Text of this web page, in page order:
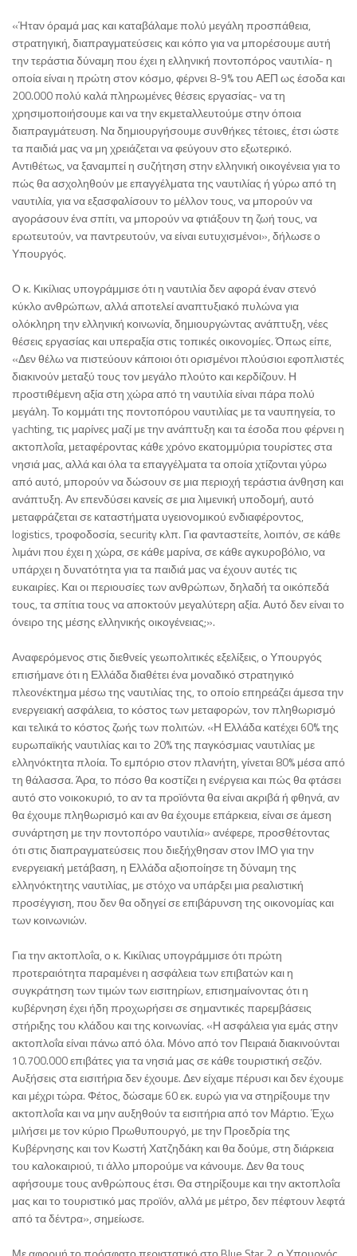
«Ήταν όραμά μας και καταβάλαμε πολύ μεγάλη προσπάθεια,
στρατηγική, διαπραγματεύσεις και κόπο για να μπορέσουμε αυτή
την τεράστια δύναμη που έχει η ελληνική ποντοπόρος ναυτιλία- η
οποία είναι η πρώτη στον κόσμο, φέρνει 8-9% του ΑΕΠ ως έσοδα και
200.000 πολύ καλά πληρωμένες θέσεις εργασίας- να τη
χρησιμοποιήσουμε και να την εκμεταλλευτούμε στην όποια
διαπραγμάτευση. Να δημιουργήσουμε συνθήκες τέτοιες, έτσι ώστε
τα παιδιά μας να μη χρειάζεται να φεύγουν στο εξωτερικό.
Αντιθέτως, να ξαναμπεί η συζήτηση στην ελληνική οικογένεια για το
πώς θα ασχοληθούν με επαγγέλματα της ναυτιλίας ή γύρω από τη
ναυτιλία, για να εξασφαλίσουν το μέλλον τους, να μπορούν να
αγοράσουν ένα σπίτι, να μπορούν να φτιάξουν τη ζωή τους, να
ερωτευτούν, να παντρευτούν, να είναι ευτυχισμένοι», δήλωσε ο
Υπουργός.
Ο κ. Κικίλιας υπογράμμισε ότι η ναυτιλία δεν αφορά έναν στενό
κύκλο ανθρώπων, αλλά αποτελεί αναπτυξιακό πυλώνα για
ολόκληρη την ελληνική κοινωνία, δημιουργώντας ανάπτυξη, νέες
θέσεις εργασίας και υπεραξία στις τοπικές οικονομίες. Όπως είπε,
«Δεν θέλω να πιστεύουν κάποιοι ότι ορισμένοι πλούσιοι εφοπλιστές
διακινούν μεταξύ τους τον μεγάλο πλούτο και κερδίζουν. Η
προστιθέμενη αξία στη χώρα από τη ναυτιλία είναι πάρα πολύ
μεγάλη. Το κομμάτι της ποντοπόρου ναυτιλίας με τα ναυπηγεία, το
yachting, τις μαρίνες μαζί με την ανάπτυξη και τα έσοδα που φέρνει η
ακτοπλοΐα, μεταφέροντας κάθε χρόνο εκατομμύρια τουρίστες στα
νησιά μας, αλλά και όλα τα επαγγέλματα τα οποία χτίζονται γύρω
από αυτό, μπορούν να δώσουν σε μια περιοχή τεράστια άνθηση και
ανάπτυξη. Αν επενδύσει κανείς σε μια λιμενική υποδομή, αυτό
μεταφράζεται σε καταστήματα υγειονομικού ενδιαφέροντος,
logistics, τροφοδοσία, security κλπ. Για φανταστείτε, λοιπόν, σε κάθε
λιμάνι που έχει η χώρα, σε κάθε μαρίνα, σε κάθε αγκυροβόλιο, να
υπάρχει η δυνατότητα για τα παιδιά μας να έχουν αυτές τις
ευκαιρίες. Και οι περιουσίες των ανθρώπων, δηλαδή τα οικόπεδά
τους, τα σπίτια τους να αποκτούν μεγαλύτερη αξία. Αυτό δεν είναι το
όνειρο της μέσης ελληνικής οικογένειας;».
Αναφερόμενος στις διεθνείς γεωπολιτικές εξελίξεις, ο Υπουργός
επισήμανε ότι η Ελλάδα διαθέτει ένα μοναδικό στρατηγικό
πλεονέκτημα μέσω της ναυτιλίας της, το οποίο επηρεάζει άμεσα την
ενεργειακή ασφάλεια, το κόστος των μεταφορών, τον πληθωρισμό
και τελικά το κόστος ζωής των πολιτών. «Η Ελλάδα κατέχει 60% της
ευρωπαϊκής ναυτιλίας και το 20% της παγκόσμιας ναυτιλίας με
ελληνόκτητα πλοία. Το εμπόριο στον πλανήτη, γίνεται 80% μέσα από
τη θάλασσα. Άρα, το πόσο θα κοστίζει η ενέργεια και πώς θα φτάσει
αυτό στο νοικοκυριό, το αν τα προϊόντα θα είναι ακριβά ή φθηνά, αν
θα έχουμε πληθωρισμό και αν θα έχουμε επάρκεια, είναι σε άμεση
συνάρτηση με την ποντοπόρο ναυτιλία» ανέφερε, προσθέτοντας
ότι στις διαπραγματεύσεις που διεξήχθησαν στον ΙΜΟ για την
ενεργειακή μετάβαση, η Ελλάδα αξιοποίησε τη δύναμη της
ελληνόκτητης ναυτιλίας, με στόχο να υπάρξει μια ρεαλιστική
προσέγγιση, που δεν θα οδηγεί σε επιβάρυνση της οικονομίας και
των κοινωνιών.
Για την ακτοπλοΐα, ο κ. Κικίλιας υπογράμμισε ότι πρώτη
προτεραιότητα παραμένει η ασφάλεια των επιβατών και η
συγκράτηση των τιμών των εισιτηρίων, επισημαίνοντας ότι η
κυβέρνηση έχει ήδη προχωρήσει σε σημαντικές παρεμβάσεις
στήριξης του κλάδου και της κοινωνίας. «Η ασφάλεια για εμάς στην
ακτοπλοΐα είναι πάνω από όλα. Μόνο από τον Πειραιά διακινούνται
10.700.000 επιβάτες για τα νησιά μας σε κάθε τουριστική σεζόν.
Αυξήσεις στα εισιτήρια δεν έχουμε. Δεν είχαμε πέρυσι και δεν έχουμε
και μέχρι τώρα. Φέτος, δώσαμε 60 εκ. ευρώ για να στηρίξουμε την
ακτοπλοΐα και να μην αυξηθούν τα εισιτήρια από τον Μάρτιο. Έχω
μιλήσει με τον κύριο Πρωθυπουργό, με την Προεδρία της
Κυβέρνησης και τον Κωστή Χατζηδάκη και θα δούμε, στη διάρκεια
του καλοκαιριού, τι άλλο μπορούμε να κάνουμε. Δεν θα τους
αφήσουμε τους ανθρώπους έτσι. Θα στηρίξουμε και την ακτοπλοΐα
μας και το τουριστικό μας προϊόν, αλλά με μέτρο, δεν πέφτουν λεφτά
από τα δέντρα», σημείωσε.